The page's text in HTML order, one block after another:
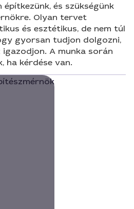
és szükségünk
Olyan tervet
és esztétikus, de nem túl
gyorsan tudjon dolgozni,
A munka során
ha kérdése van.